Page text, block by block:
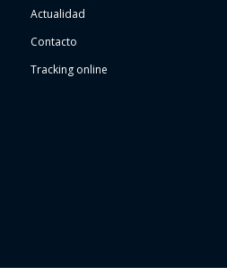
Actualidad
Contacto
Tracking online